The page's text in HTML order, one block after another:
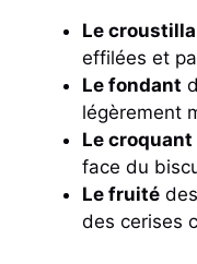
Le
effilées et
Le fondant
légèrement
Le croquant
face du
Le fruité
des cerises